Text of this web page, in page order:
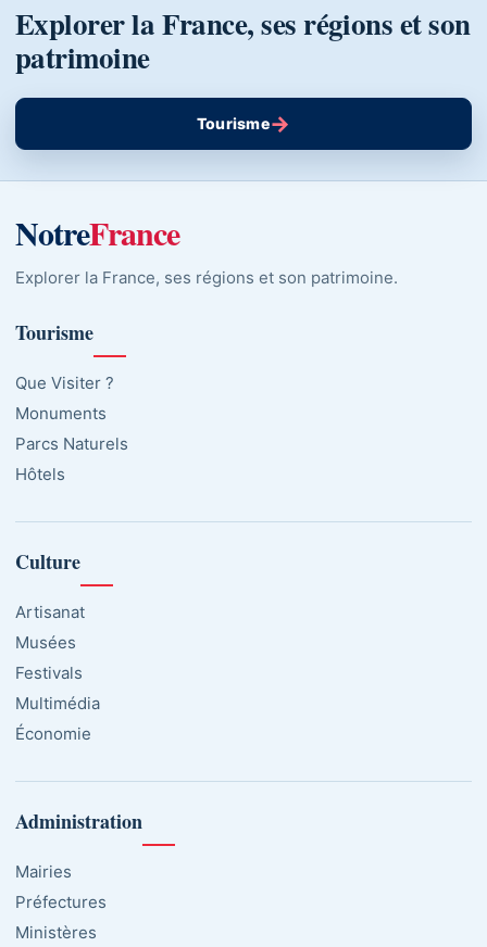
Explorer la France, ses régions et son
patrimoine
Tourisme→
NotreFrance
Explorer la France, ses régions et son patrimoine.
Tourisme
Que Visiter ?
Monuments
Parcs Naturels
Hôtels
Culture
Artisanat
Musées
Festivals
Multimédia
Économie
Administration
Mairies
Préfectures
Ministères